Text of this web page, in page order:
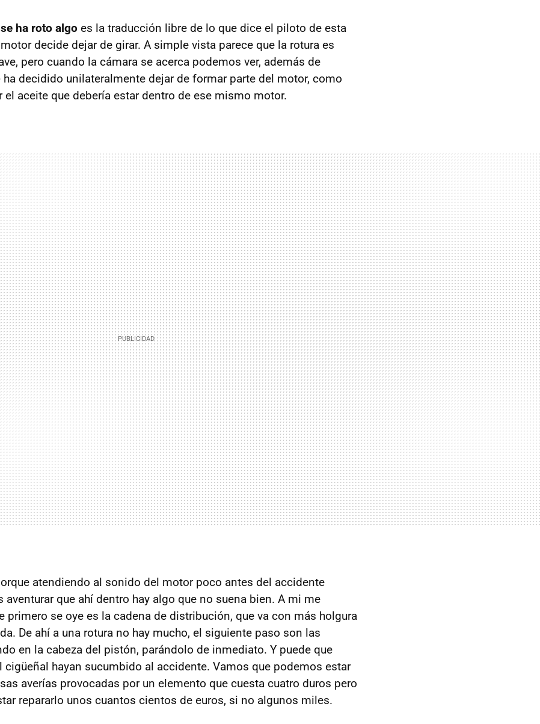
ha roto algo es la traducción libre de lo que dice el piloto de esta
decide dejar de girar. A simple vista parece que la rotura es
pero cuando la cámara se acerca podemos ver, además de
ha decidido unilateralmente dejar de formar parte del motor, como
el aceite que debería estar dentro de ese mismo motor.
atendiendo al sonido del motor poco antes del accidente
que ahí dentro hay algo que no suena bien. A mi me
primero se oye es la cadena de distribución, que va con más holgura
De ahí a una rotura no hay mucho, el siguiente paso son las
en la cabeza del pistón, parándolo de inmediato. Y puede que
cigüeñal hayan sucumbido al accidente. Vamos que podemos estar
averías provocadas por un elemento que cuesta cuatro duros pero
repararlo unos cuantos cientos de euros, si no algunos miles.